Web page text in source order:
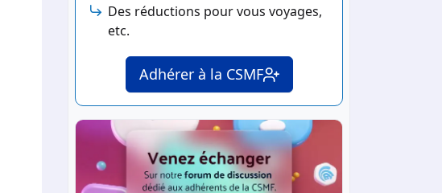
Des réductions pour vous voyages,
etc.
Adhérer à la CSMF